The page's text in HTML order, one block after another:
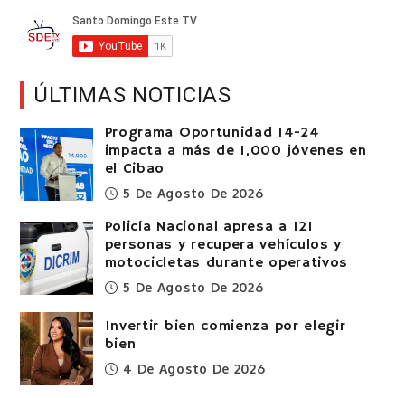
ÚLTIMAS NOTICIAS
Programa Oportunidad 14-24
impacta a más de 1,000 jóvenes en
el Cibao
5 De Agosto De 2026
Policía Nacional apresa a 121
personas y recupera vehículos y
motocicletas durante operativos
5 De Agosto De 2026
Invertir bien comienza por elegir
bien
4 De Agosto De 2026